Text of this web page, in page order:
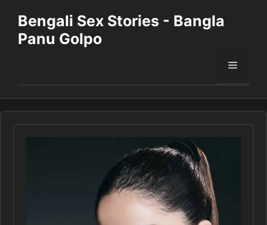
content
Bengali Sex Stories - Bangla
Panu Golpo
Menu